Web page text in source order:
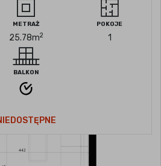
METRAŻ
25.78m2
POKOJE
1
BALKON